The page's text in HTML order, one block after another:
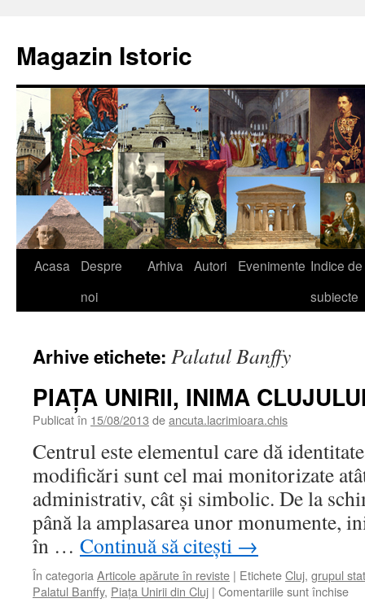
conținut
Magazin Istoric
Acasa
Despre
noi
Arhiva Autori Evenimente Indice de
subiecte
Arhive etichete: Palatul Banffy
PIAŢA UNIRII, INIMA
Publicat în 15/08/2013 deancuta.lacrimioara.chis
Centrul este elementul care dă
modificări sunt cel mai monitorizate
administrativ, cât şi simbolic. De la
până la amplasarea unor monumente,
în … Continuă să citești →
În categoria Articole apărute în reviste | EticheteCluj, grupul
Palatul Banffy, Piaţa Unirii din Cluj | Comentariile sunt închise